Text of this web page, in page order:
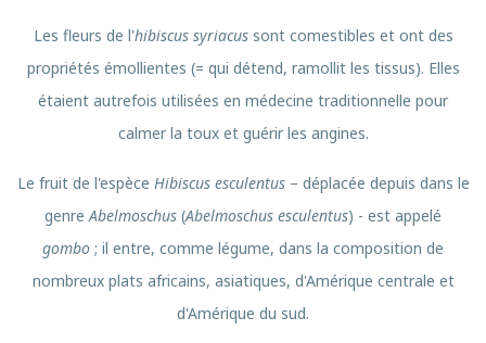
Les fleurs de l'hibiscus syriacussont comestibles et ont des
propriétés émollientes (= qui détend, ramollit les tissus). Elles
étaient autrefois utilisées en médecine traditionnelle pour
calmer la toux et guérir les angines.
Le fruit de l'espèce Hibiscus esculentus– déplacée depuis dans le
genre Abelmoschus (Abelmoschus esculentus) - est appelé
gombo ; il entre, comme légume, dans la composition de
nombreux plats africains, asiatiques, d'Amérique centrale et
d'Amérique du sud.